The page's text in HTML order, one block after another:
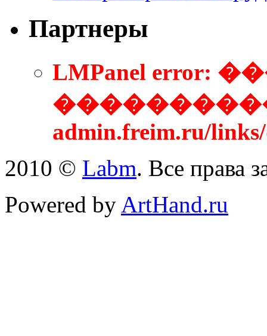
Партнеры
LMPanel
admin.freim.ru/
2010 © Labm. Все права
Powered by ArtHand.ru